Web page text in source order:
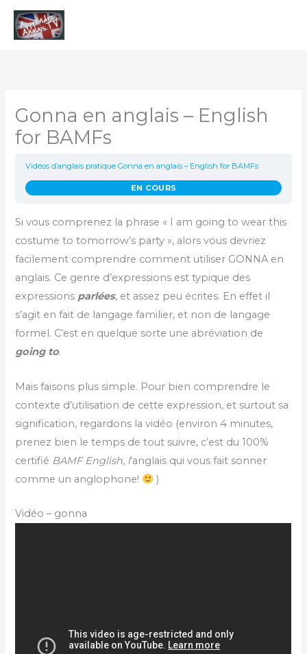
Aller
Gonna en anglais – English
for BAMFs
Vidéos d’anglais pratique Gonna en anglais – English for BAMFs
EN COURS
Si vous comprenez la phrase « I am going to wear this
costume to tomorrow’s party », alors vous devriez
facilement comprendre comment utiliser GONNA en
anglais. Ce genre d’expressions est typique des
expressions parlées, et assez peu écrites. En effet il
s’agit en fait de langage familier, et non de langage
formel. C’est en quelque sorte une abréviation de
going to.
Mais faisons plus simple. Pour bien comprendre le
contexte d’utilisation de cette expression, et surtout sa
signification, regardons la vidéo (environ 4 minutes,
prenez bien le temps de tout suivre, c’est du 100%
certifié BAMF English, l‘anglais qui vous fait sonner
comme un anglophone!
)
Vidéo – gonna